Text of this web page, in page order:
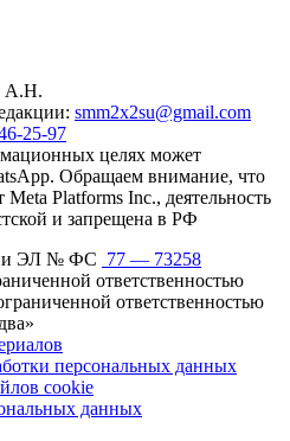
А.Н.
smm2x2su@gmail.com
25-97
целях может
Обращаем внимание, что
Platforms Inc., деятельность
и запрещена в РФ
ЭЛ № ФС 77 — 73258
ответственностью
ответственностью
персональных данных
cookie
данных